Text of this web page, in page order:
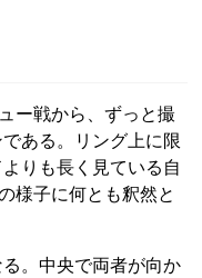
ー戦から、ずっと撮
ある。リング上に限
りも長く見ている自
様子に何とも釈然と
。中央で両者が向か